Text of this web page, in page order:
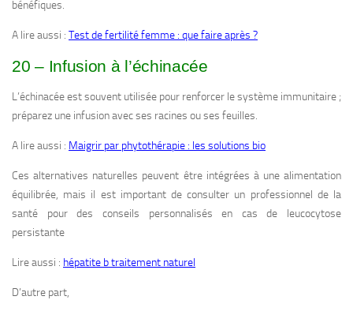
bénéfiques.
A lire aussi : Test de fertilité femme : que faire après ?
20 – Infusion à l’échinacée
L’échinacée est souvent utilisée pour renforcer le système immunitaire ;
préparez une infusion avec ses racines ou ses feuilles.
A lire aussi : Maigrir par phytothérapie : les solutions bio
Ces alternatives naturelles peuvent être intégrées à une alimentation
équilibrée, mais il est important de consulter un professionnel de la
santé pour des conseils personnalisés en cas de leucocytose
persistante
Lire aussi : hépatite b traitement naturel
D’autre part,